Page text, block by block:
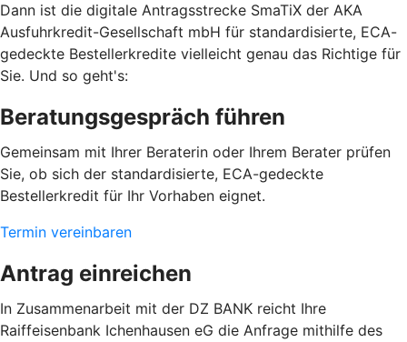
Dann ist die digitale Antragsstrecke SmaTiX der AKA
Ausfuhrkredit-Gesellschaft mbH für standardisierte, ECA-
gedeckte Bestellerkredite vielleicht genau das Richtige für
Sie. Und so geht's:
Beratungsgespräch führen
Gemeinsam mit Ihrer Beraterin oder Ihrem Berater prüfen
Sie, ob sich der standardisierte, ECA-gedeckte
Bestellerkredit für Ihr Vorhaben eignet.
Termin vereinbaren
Antrag einreichen
In Zusammenarbeit mit der DZ BANK reicht Ihre
Raiffeisenbank Ichenhausen eG die Anfrage mithilfe des